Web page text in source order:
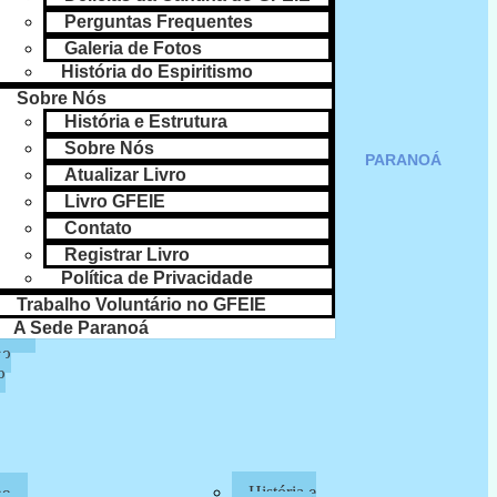
CULTO NO LAR
SAIBA MAIS
História e
PARANOÁ
Perguntas Frequentes
Galeria de Fotos
História do Espiritismo
Sobre Nós
História e Estrutura
Sobre Nós
Atualizar Livro
Livro GFEIE
Contato
Registrar Livro
Política de Privacidade
Trabalho Voluntário no GFEIE
A Sede Paranoá